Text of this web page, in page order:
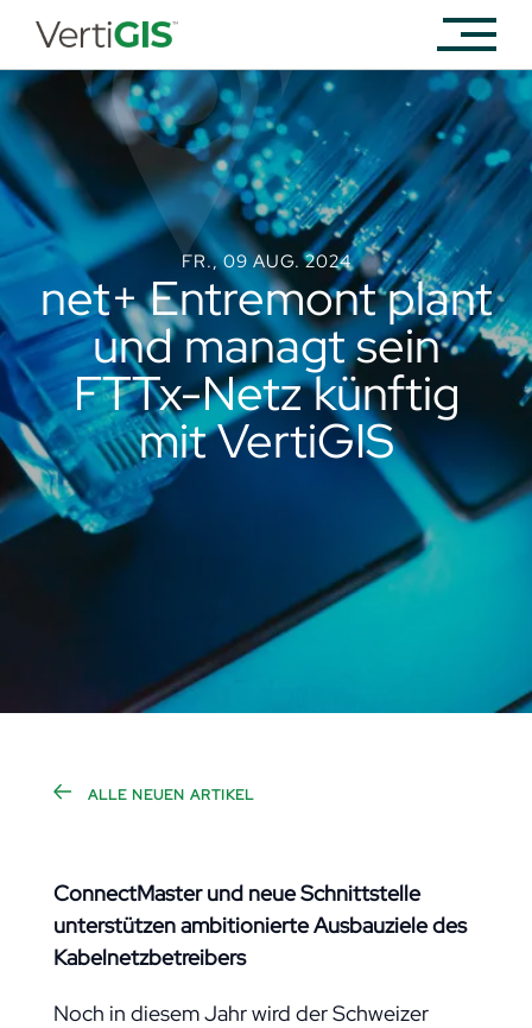
FR., 09 AUG. 2024
net+ Entremont plant
und managt sein
FTTx-Netz künftig
mit VertiGIS
ALLE NEUEN ARTIKEL
ConnectMaster und neue Schnittstelle
unterstützen ambitionierte Ausbauziele des
Kabelnetzbetreibers
Noch in diesem Jahr wird der Schweizer